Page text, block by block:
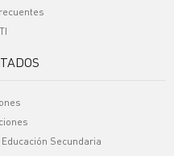
Secundaria